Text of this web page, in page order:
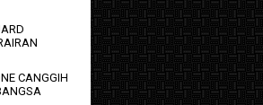
CANGGIH